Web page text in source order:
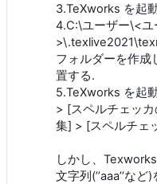
3.TeXworks を起
4.C:\ユーザー\<ユ
フォルダーを作
置する.
5.TeXworks を起
> [スペルチェッ
集] > [スペルチェ
しかし、
文字列(’’aaa’’な